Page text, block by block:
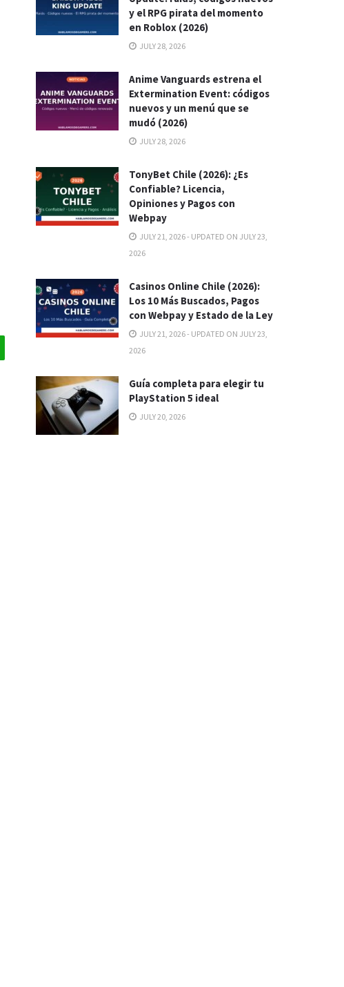
y el RPG pirata del momento
en Roblox (2026)
JULY 28, 2026
Anime Vanguards estrena el
Extermination Event: códigos
nuevos y un menú que se
mudó (2026)
JULY 28, 2026
TonyBet Chile (2026): ¿Es
Confiable? Licencia,
Opiniones y Pagos con
Webpay
JULY 21, 2026 - UPDATED ON JULY 23,
2026
Casinos Online Chile (2026):
Los 10 Más Buscados, Pagos
con Webpay y Estado de la Ley
JULY 21, 2026 - UPDATED ON JULY 23,
2026
Guía completa para elegir tu
PlayStation 5 ideal
JULY 20, 2026